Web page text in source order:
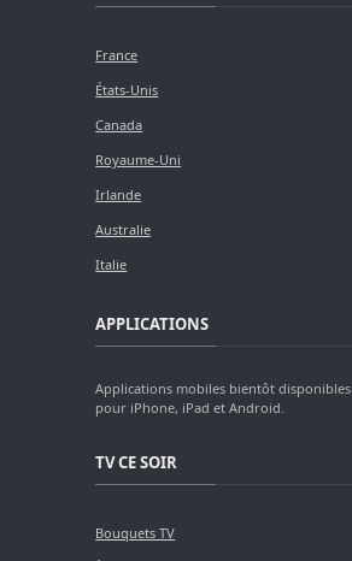
France
États-Unis
Canada
Royaume-Uni
Irlande
Australie
Italie
APPLICATIONS
Applications mobiles bientôt disponibles
pour iPhone, iPad et Android.
TV CE SOIR
Bouquets TV